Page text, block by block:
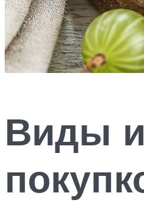
Виды и